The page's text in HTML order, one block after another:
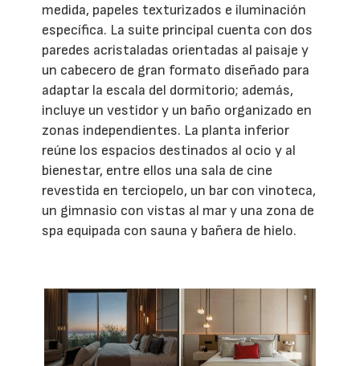
medida, papeles texturizados e iluminación
específica. La suite principal cuenta con dos
paredes acristaladas orientadas al paisaje y
un cabecero de gran formato diseñado para
adaptar la escala del dormitorio; además,
incluye un vestidor y un baño organizado en
zonas independientes. La planta inferior
reúne los espacios destinados al ocio y al
bienestar, entre ellos una sala de cine
revestida en terciopelo, un bar con vinoteca,
un gimnasio con vistas al mar y una zona de
spa equipada con sauna y bañera de hielo.